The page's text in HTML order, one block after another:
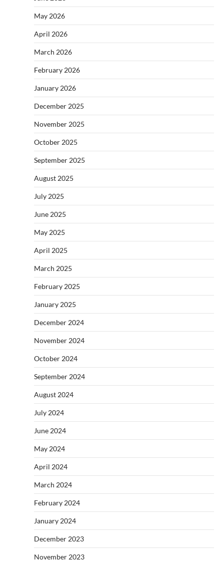
May 2026
April 2026
March 2026
February 2026
January 2026
December 2025
November 2025
October 2025
September 2025
August 2025
July 2025
June 2025
May 2025
April 2025
March 2025
February 2025
January 2025
December 2024
November 2024
October 2024
September 2024
August 2024
July 2024
June 2024
May 2024
April 2024
March 2024
February 2024
January 2024
December 2023
November 2023